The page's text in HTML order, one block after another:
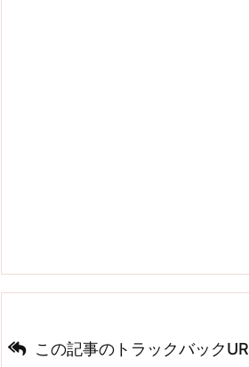
この記事のトラックバック